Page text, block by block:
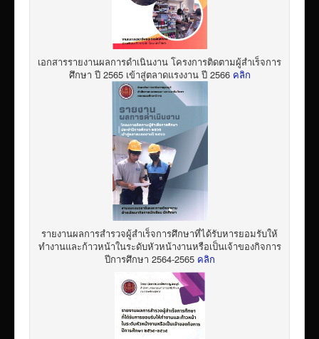
เอกสารรายงานผลการดำเนินงาน โครงการติดตามผู้สำเร็จการ
ศึกษา ปี 2565 เข้าสู่ตลาดแรงงาน ปี 2566 คลิก
รายงานผลการสำรวจผู้สำเร็จการศึกษาที่ได้รับหารยอมรับให้
ทำงานและก้าวหน้าในระดับหัวหน้างานหรือเป็นเจ้าของกิจการ
ปีการศึกษา 2564-2565 คลิก